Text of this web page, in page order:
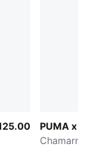
PUMA x
Chamarra